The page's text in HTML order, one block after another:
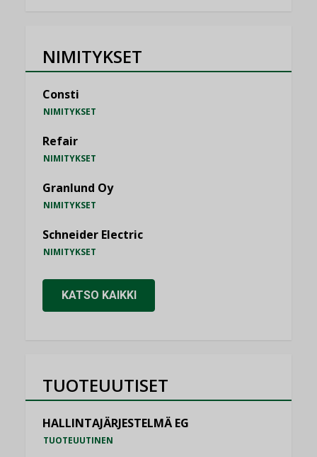
NIMITYKSET
Consti
NIMITYKSET
Refair
NIMITYKSET
Granlund Oy
NIMITYKSET
Schneider Electric
NIMITYKSET
KATSO KAIKKI
TUOTEUUTISET
HALLINTAJÄRJESTELMÄ EG
TUOTEUUTINEN